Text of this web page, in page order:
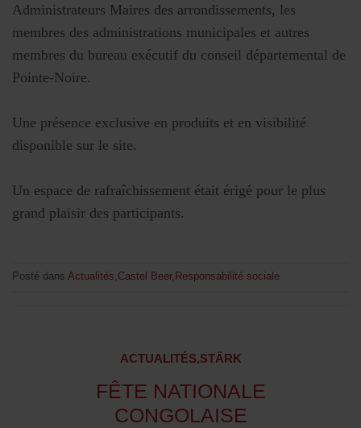
Administrateurs Maires des arrondissements, les
membres des administrations municipales et autres
membres du bureau exécutif du conseil départemental de
Pointe-Noire.
Une présence exclusive en produits et en visibilité
disponible sur le site.
Un espace de rafraîchissement était érigé pour le plus
grand plaisir des participants.
Posté dans Actualités, Castel Beer, Responsabilité sociale
ACTUALITÉS,STÄRK
FÊTE NATIONALE
CONGOLAISE